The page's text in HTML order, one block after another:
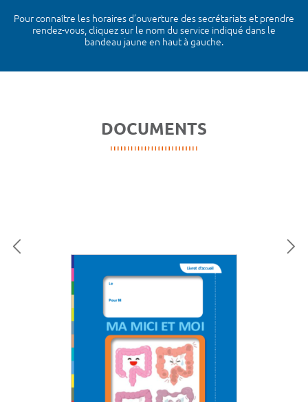
Pour connaître les horaires d’ouverture des secrétariats et prendre
rendez-vous, cliquez sur le nom du service indiqué dans le
bandeau jaune en haut à gauche.
DOCUMENTS